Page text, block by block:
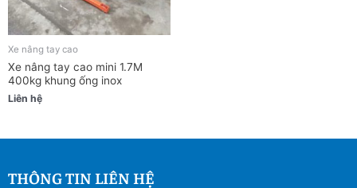
Xe nâng tay cao
Xe nâng tay cao mini 1.7M
400kg khung ống inox
Liên hệ
THÔNG TIN LIÊN HỆ